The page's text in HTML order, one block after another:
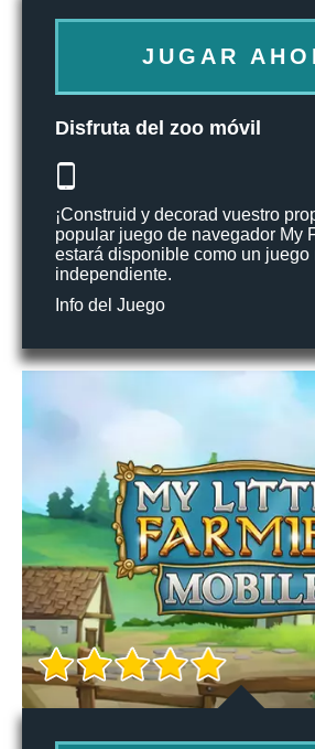
JUGAR
Disfruta del zoo móvil
¡Construid y decorad vuestro
popular juego de navegador My
estará disponible como un juego
independiente.
Info del Juego